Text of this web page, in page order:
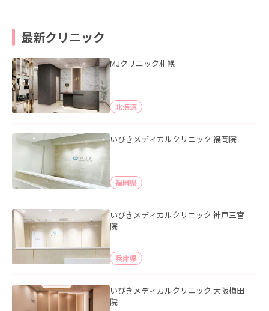
最新クリニック
MJクリニック札幌
北海道
いびきメディカルクリニック 福岡院
福岡県
いびきメディカルクリニック 神戸三宮
院
兵庫県
いびきメディカルクリニック 大阪梅田
院